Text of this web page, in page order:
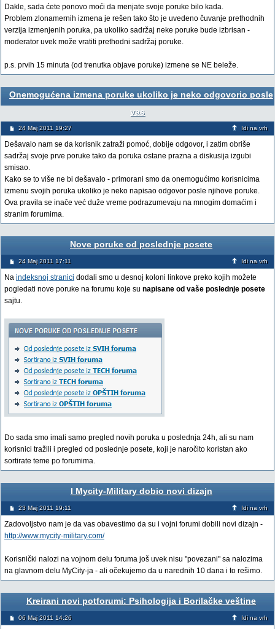
Dakle, sada ćete ponovo moći da menjate svoje poruke bilo kada.
Problem zlonamernih izmena je rešen tako što je uvedeno čuvanje prethodnih
verzija izmenjenih poruka, pa ukoliko sadržaj neke poruke bude izbrisan -
moderator uvek može vratiti prethodni sadržaj poruke.
p.s. prvih 15 minuta (od trenutka objave poruke) izmene se NE beleže.
Onemogućena izmena poruke ukoliko je neko odgovorio posle
vas
24 Maj 2011 19:27 Idi na vrh
Dešavalo nam se da korisnik zatraži pomoć, dobije odgovor, i zatim obriše
sadržaj svoje prve poruke tako da poruka ostane prazna a diskusija izgubi
smisao.
Kako se to više ne bi dešavalo - primorani smo da onemogućimo korisnicima
izmenu svojih poruka ukoliko je neko napisao odgovor posle njihove poruke.
Ova pravila se inače već duže vreme podrazumevaju na mnogim domaćim i
stranim forumima.
Nove poruke od poslednje posete
24 Maj 2011 17:11 Idi na vrh
Na indeksnoj stranici dodali smo u desnoj koloni linkove preko kojih možete
pogledati nove poruke na forumu koje su napisane od vaše poslednje posete
sajtu.
Do sada smo imali samo pregled novih poruka u poslednja 24h, ali su nam
korisnici tražili i pregled od poslednje posete, koji je naročito koristan ako
sortirate teme po forumima.
I Mycity-Military dobio novi dizajn
23 Maj 2011 19:11 Idi na vrh
Zadovoljstvo nam je da vas obavestimo da su i vojni forumi dobili novi dizajn -
http://www.mycity-military.com/
Korisnički nalozi na vojnom delu foruma još uvek nisu "povezani" sa nalozima
na glavnom delu MyCity-ja - ali očekujemo da u narednih 10 dana i to rešimo.
Kreirani novi potforumi: Psihologija i Borilačke veštine
06 Maj 2011 14:26 Idi na vrh